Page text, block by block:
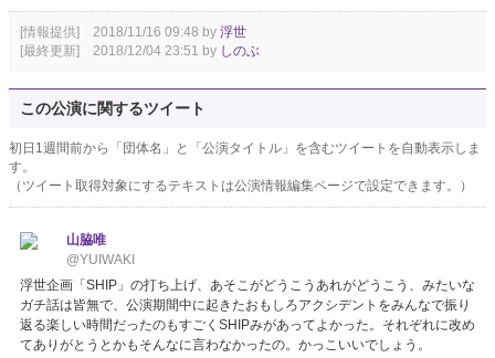
[情報提供] 2018/11/16 09:48 by 浮世
[最終更新] 2018/12/04 23:51 by しのぶ
この公演に関するツイート
初日1週間前から「団体名」と「公演タイトル」を含むツイートを自動表示しま
す。
（ツイート取得対象にするテキストは公演情報編集ページで設定できます。）
山脇唯
@YUIWAKI
浮世企画「SHIP」の打ち上げ、あそこがどうこうあれがどうこう、みたいな
ガチ話は皆無で、公演期間中に起きたおもしろアクシデントをみんなで振り
返る楽しい時間だったのもすごくSHIPみがあってよかった。それぞれに改め
てありがとうとかもそんなに言わなかったの。かっこいいでしょう。